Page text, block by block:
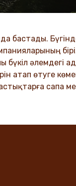
сияқты
бастады.
бүкіл әлемдегі
атап өтуге
сапа